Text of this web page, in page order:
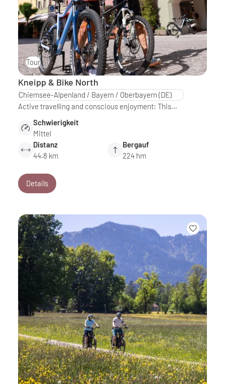
Tour
Kneipp & Bike North
Chiemsee-Alpenland / Bayern / Oberbayern (DE)
Active travelling and conscious enjoyment: This…
Schwierigkeit
Mittel
Distanz
44.8 km
Bergauf
224 hm
Details